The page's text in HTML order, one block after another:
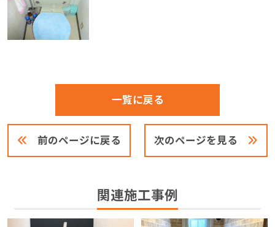
前のページに戻る
一覧に戻る
次のページを見る
関連施工事例